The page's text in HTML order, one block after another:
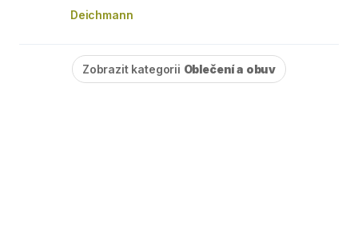
Deichmann
Zobrazit kategorii Oblečení a obuv